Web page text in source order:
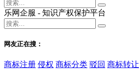
乐网企服 - 知识产权保护平台
网友正在搜：
商标注册 侵权 商标分类 驳回 商标转让